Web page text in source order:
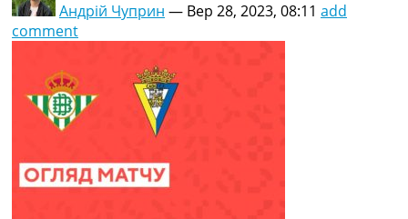
Андрій Чуприн — Вер 28, 2023, 08:11 add
comment